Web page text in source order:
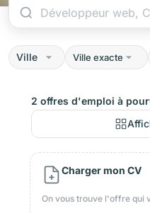
Ville
2 offres d'emploi à
Charger mon CV
On vous trouve l'offre qui